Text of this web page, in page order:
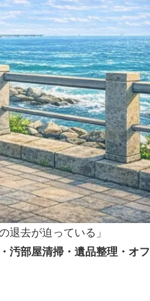
退去が迫っている」
汚部屋清掃・遺品整理・オフ